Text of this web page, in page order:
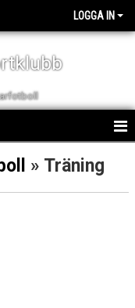
LOGGA IN
» Träning